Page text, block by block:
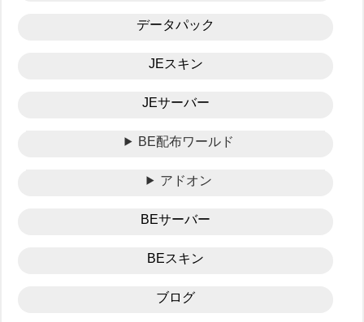
データパック
JEスキン
JEサーバー
BE配布ワールド
アドオン
BEサーバー
BEスキン
ブログ